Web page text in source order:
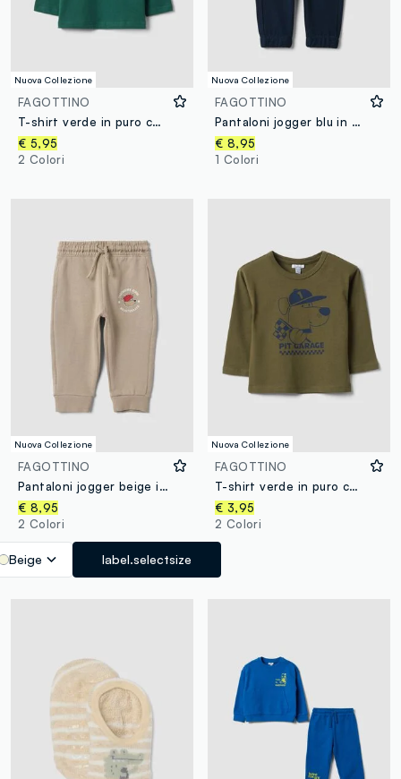
Nuova Collezione
FAGOTTINO
T-shirt verde in puro cotone organico con stampa cagnolino per bimbo
€ 5,95
2 Colori
Nuova Collezione
FAGOTTINO
Pantaloni jogger blu in puro cotone con stampa orsetto regular fit per bimbo
€ 8,95
1 Colori
Nuova Collezione
FAGOTTINO
Pantaloni jogger beige in puro cotone con stampa cagnolino per bimbo
€ 8,95
2 Colori
Beige label.selectsize
Nuova Collezione
FAGOTTINO
T-shirt verde in puro cotone organico con stampa cagnolino per bimbo
€ 3,95
2 Colori